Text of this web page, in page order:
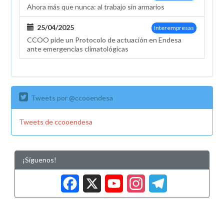
Ahora más que nunca: al trabajo sin armarios
Interempresas
25/04/2025
CCOO pide un Protocolo de actuación en Endesa
ante emergencias climatológicas
Tweets por @ccooendesa
Tweets de ccooendesa
¡Síguenos!
Facebook
X